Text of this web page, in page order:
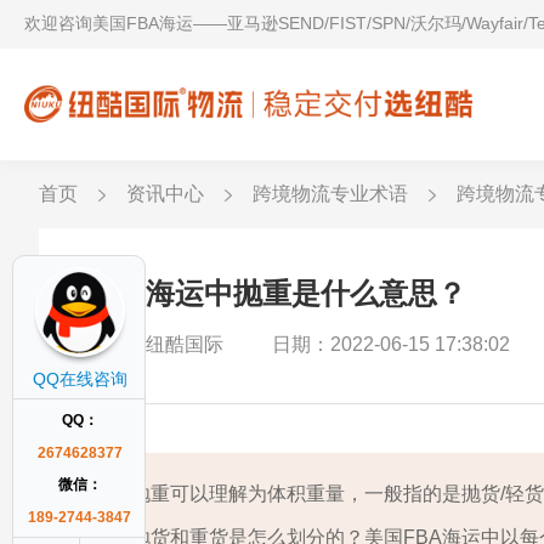
欢迎咨询美国FBA海运——亚马逊SEND/FIST/SPN/沃尔玛/Wayfair/
首页 资讯中心 跨境物流专业术语 跨境物流
美国海运中抛重是什么意思？
作者：纽酷国际 日期：2022-06-15 17:38:02
抛重可以理解为体积重量，一般指的是抛货/轻
抛货和重货是怎么划分的？美国FBA海运中以
QQ在线咨询
QQ：
2674628377
微信：
189-2744-3847